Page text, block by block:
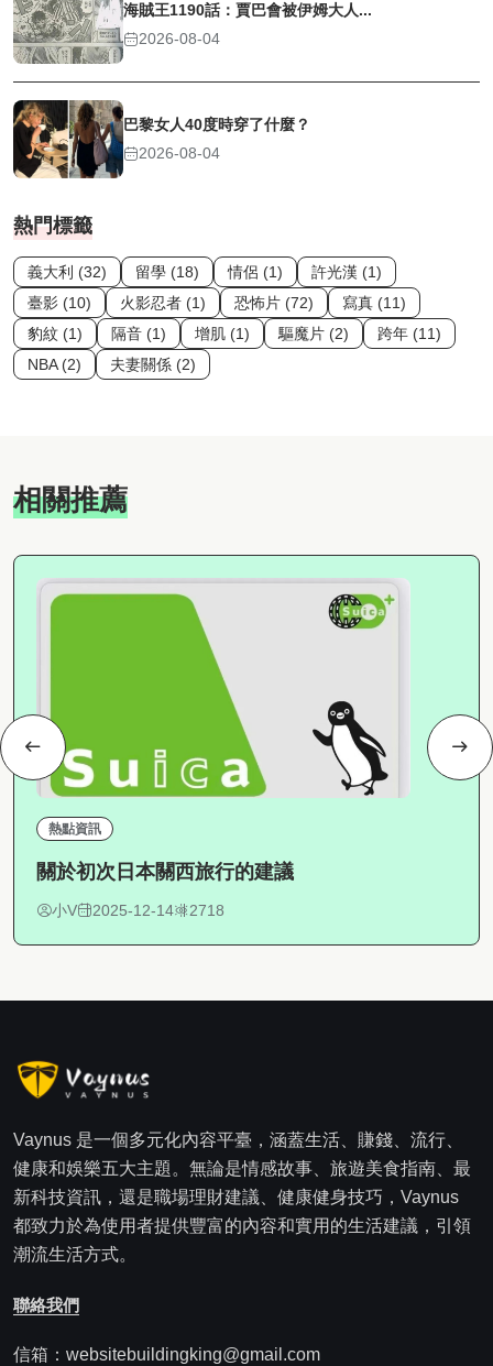
海賊王1190話：賈巴會被伊姆大人...
2026-08-04
巴黎女人40度時穿了什麼？
2026-08-04
熱門標籤
義大利 (32) 留學 (18) 情侶 (1)
許光漢 (1)
臺影 (10)
火影忍者 (1) 恐怖片 (72)
寫真 (11)
豹紋 (1)
隔音 (1) 增肌 (1) 驅魔片 (2)
跨年 (11)
NBA (2)
夫妻關係 (2)
相關推薦
熱點資訊
關於初次日本關西旅行的建議
小V 2025-12-14 2718
Vaynus 是一個多元化內容平臺，涵蓋生活、賺錢、流行、
健康和娛樂五大主題。無論是情感故事、旅遊美食指南、最
新科技資訊，還是職場理財建議、健康健身技巧，Vaynus
都致力於為使用者提供豐富的內容和實用的生活建議，引領
潮流生活方式。
聯絡我們
信箱：websitebuildingking@gmail.com